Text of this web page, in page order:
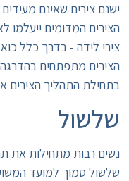
ישנם צירים שאינם
הצירים המדומים ייעלמו
צירי לידה - בדרך כלל
הצירים מתפתחים
בתחילת התהליך הצירים
שלשול
נשים רבות מתחילות את
שלשול סמוך למועד